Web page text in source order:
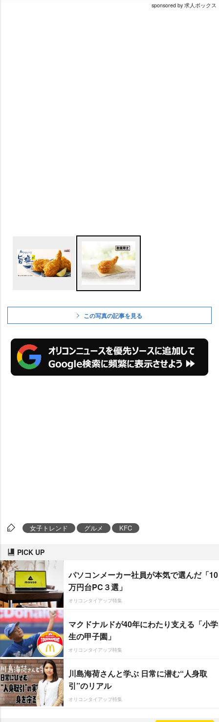
sponsored by 求人ボックス
この写真の記事を見る
女子トレンド グルメ KFC
PICK UP
パソコンメーカー社員が本気で選んだ「10
万円台PC３選」
オリコンタイアップ特集
マクドナルドが40年にわたり支える「小学
生の甲子園」
オリコンタイアップ特集
川島海荷さんと学ぶ 日常に潜む“人身取
引”のリアル
オリコンタイアップ特集